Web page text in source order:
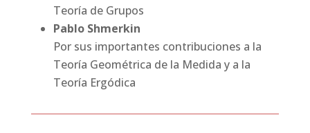
Teoría de Grupos
Pablo Shmerkin
Por sus importantes contribuciones a la
Teoría Geométrica de la Medida y a la
Teoría Ergódica